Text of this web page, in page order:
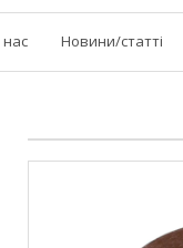
Новини/статті